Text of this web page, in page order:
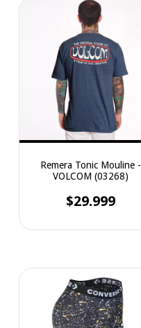
Remera Tonic Mouline -
VOLCOM (03268)
$29.999